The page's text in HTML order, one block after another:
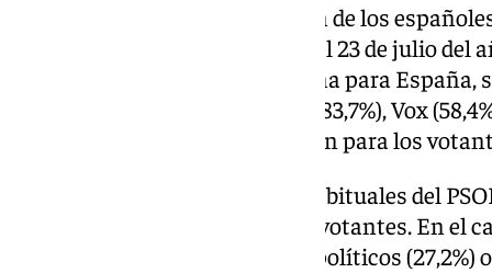
Si desglosamos la preocupación de los
últimas elecciones generales del 23 de julio del
situa como el principal problema para España,
votantes de Coalición Canaria (83,7%), Vox
(34,1) o UPN (33,33). Sino también para los
Mientras que para los socios habituales del
el principal problema para sus votantes. En el
para los de ERC los problemas políticos